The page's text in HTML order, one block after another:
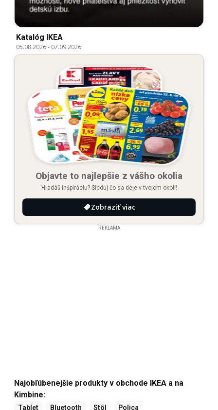
Katalóg IKEA
05.08.2026- 07.09.2026
Objavte to najlepšie z vášho okolia
Hľadáš inšpiráciu? Sleduj čo sa deje v tvojom okolí!
Zobraziť viac
REKLAMA
Najobľúbenejšie produkty v obchode IKEA a na
Kimbine:
Tablet Bluetooth Stôl Polica